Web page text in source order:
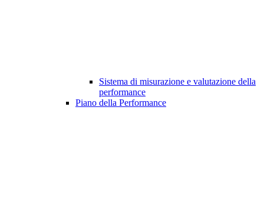
Sistema di misurazione e valutazione della
performance
Piano della Performance